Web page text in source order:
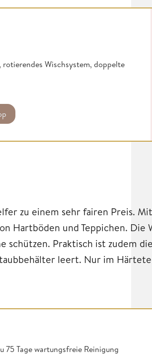
Wischsystem, doppelte
zu einem sehr fairen Preis.
Hartböden und Teppichen. Die
schützen. Praktisch ist zudem
leert. Nur im
Tage wartungsfreie Reinigung